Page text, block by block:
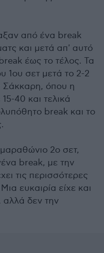
από ένα break
και μετά απ' αυτό
έως το τέλος. Τα
1ου σετ μετά το 2-2
Σάκκαρη, όπου η
40 και τελικά
break και το
2ο σετ,
break, με την
τις περισσότερες
ευκαιρία είχε και
δεν την